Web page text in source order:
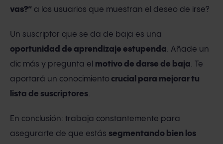
vas?” a los usuarios que muestran el deseo de irse?
Un suscriptor que se da de baja es una
oportunidad de aprendizaje estupenda. Añade un
clic más y pregunta el motivo de darse de baja. Te
aportará un conocimiento crucial para mejorar tu
lista de suscriptores.
En conclusión: trabaja constantemente para
asegurarte de que estás segmentando bien los